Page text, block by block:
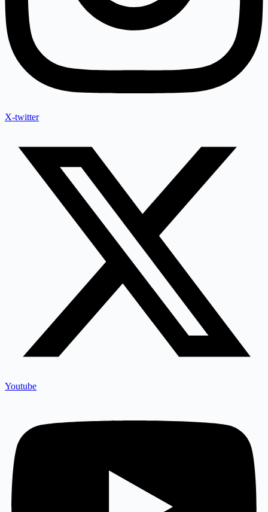
X-twitter
Youtube